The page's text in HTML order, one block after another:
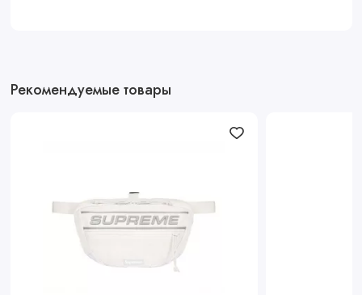
Рекомендуемые товары